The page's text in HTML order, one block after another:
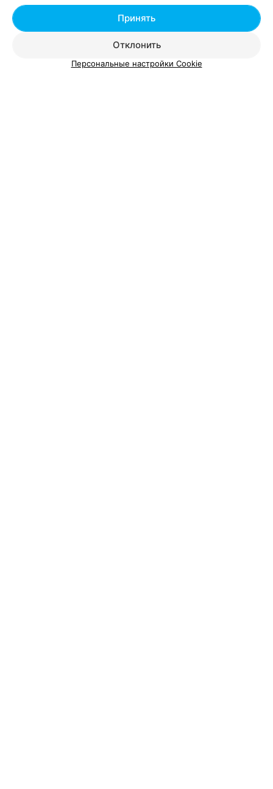
Модельная стрижка
Стрижка женская
Цена по запросу
Отклонить
Принять
Персональные настройки Cookie